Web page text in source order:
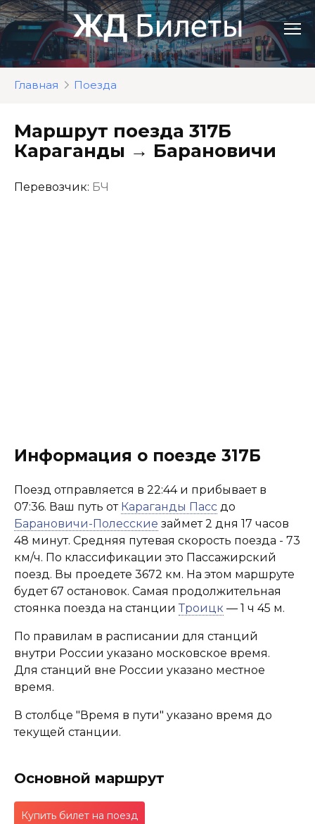
Перейти
к
контенту
Главная Поезда
Маршрут поезда 317Б
Караганды → Барановичи
Перевозчик: БЧ
Информация о поезде 317Б
Поезд отправляется в 22:44 и прибывает в
07:36. Ваш путь от Караганды Пасс до
Барановичи-Полесские займет 2 дня 17 часов
48 минут. Средняя путевая скорость поезда - 73
км/ч. По классификации это Пассажирский
поезд. Вы проедете 3672 км. На этом маршруте
будет 67 остановок. Самая продолжительная
стоянка поезда на станции Троицк — 1 ч 45 м.
По правилам в расписании для станций
внутри России указано московское время.
Для станций вне России указано местное
время.
В столбце "Время в пути" указано время до
текущей станции.
Основной маршрут
Купить билет на поезд